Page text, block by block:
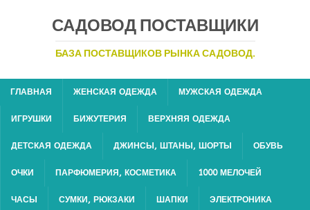
САДОВОД ПОСТАВЩИКИ
БАЗА ПОСТАВЩИКОВ РЫНКА САДОВОД.
ГЛАВНАЯ ЖЕНСКАЯ ОДЕЖДА МУЖСКАЯ ОДЕЖДА
ИГРУШКИ БИЖУТЕРИЯ ВЕРХНЯЯ ОДЕЖДА
ДЕТСКАЯ ОДЕЖДА ДЖИНСЫ, ШТАНЫ, ШОРТЫ ОБУВЬ
ОЧКИ ПАРФЮМЕРИЯ, КОСМЕТИКА 1000 МЕЛОЧЕЙ
ЧАСЫ СУМКИ, РЮКЗАКИ ШАПКИ ЭЛЕКТРОНИКА